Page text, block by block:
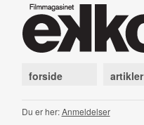
forside artikler
Du er her:Anmeldelser